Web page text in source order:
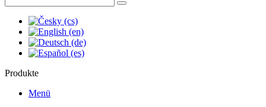
Produkte
Menü